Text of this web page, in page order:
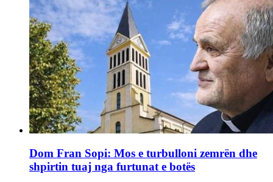
Dom Fran Sopi: Mos e turbulloni zemrën dhe
shpirtin tuaj nga furtunat e botës